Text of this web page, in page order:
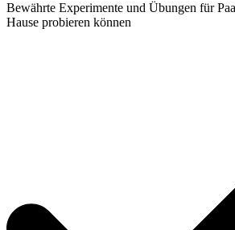
Bewährte Experimente und Übungen für
Hause probieren können